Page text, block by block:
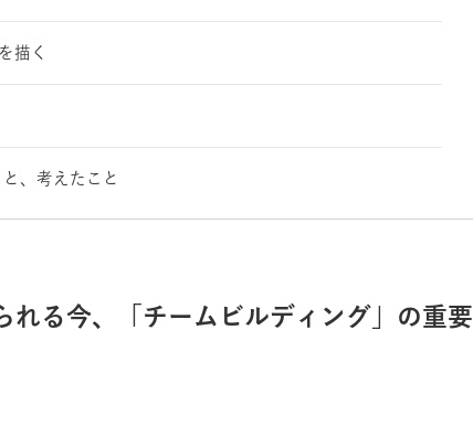
描く
、考えたこと
れる今、「チームビルディング」の重要